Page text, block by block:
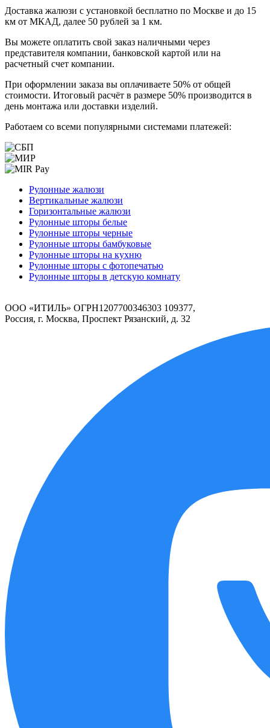
Доставка жалюзи с установкой бесплатно по Москве и до 15
км от МКАД, далее 50 рублей за 1 км.
Вы можете оплатить свой заказ наличными через
представителя компании, банковской картой или на
расчетный счет компании.
При оформлении заказа вы оплачиваете 50% от общей
стоимости. Итоговый расчёт в размере 50% производится в
день монтажа или доставки изделий.
Работаем со всеми популярными системами платежей:
Рулонные жалюзи
Вертикальные жалюзи
Горизонтальные жалюзи
Рулонные шторы белые
Рулонные шторы черные
Рулонные шторы бамбуковые
Рулонные шторы на кухню
Рулонные шторы с фотопечатью
Рулонные шторы в детскую комнату
ООО «ИТИЛЬ» ОГРН1207700346303 109377,
Россия, г. Москва, Проспект Рязанский, д. 32